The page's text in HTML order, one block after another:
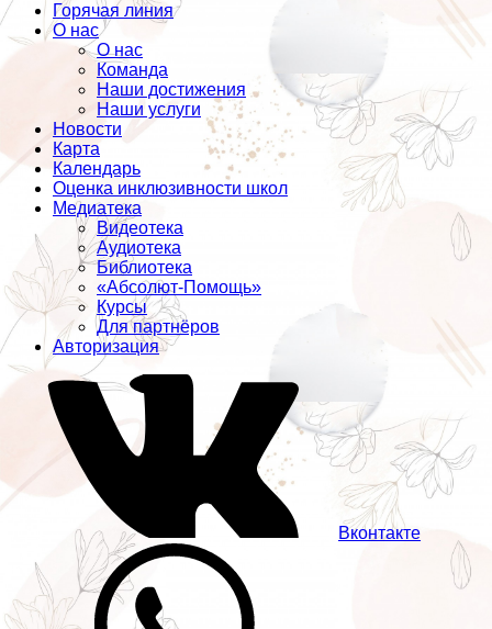
Горячая линия
О нас
О нас
Команда
Наши достижения
Наши услуги
Новости
Карта
Календарь
Оценка инклюзивности школ
Медиатека
Видеотека
Аудиотека
Библиотека
«Абсолют-Помощь»
Курсы
Для партнёров
Авторизация
Вконтакте